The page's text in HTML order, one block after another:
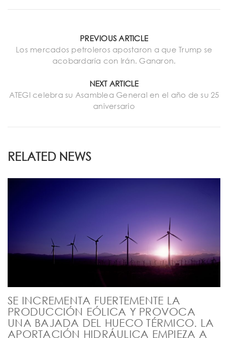
PREVIOUS ARTICLE
Los mercados petroleros apostaron a que Trump se
acobardaría con Irán. Ganaron.
NEXT ARTICLE
ATEGI celebra su Asamblea General en el año de su 25
aniversario
RELATED NEWS
SE INCREMENTA FUERTEMENTE LA
PRODUCCIÓN EÓLICA Y PROVOCA
UNA BAJADA DEL HUECO TÉRMICO. LA
APORTACIÓN HIDRÁULICA EMPIEZA A